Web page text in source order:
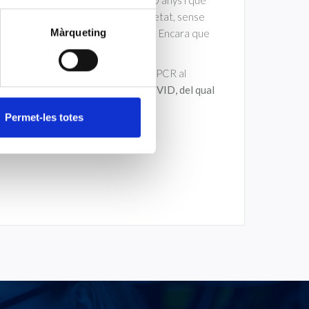
Màrqueting
Permet-les totes
la distància física de seguretat, sense
d’amics, aglomeracions, etc. Encara que
cas positiu de COVID-19.
culminat amb la realització de les PCR al
untotal de 3022 PCR de COVID, del qual